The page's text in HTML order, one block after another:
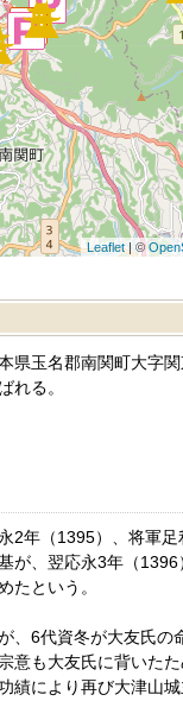
Leaflet| ©
県玉名郡南関町大字
れる。
2年（1395）、将軍
が、翌応永3年（1396
たという。
、6代資冬が大友氏の
意も大友氏に背いた
績により再び大津山